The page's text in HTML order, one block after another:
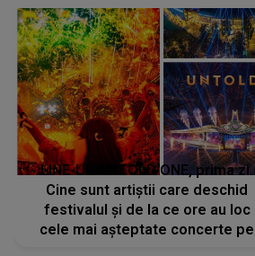
LINE-UP UNTOLD ONE, prima zi.
Cine sunt artiștii care deschid
festivalul și de la ce ore au loc
cele mai așteptate concerte pe